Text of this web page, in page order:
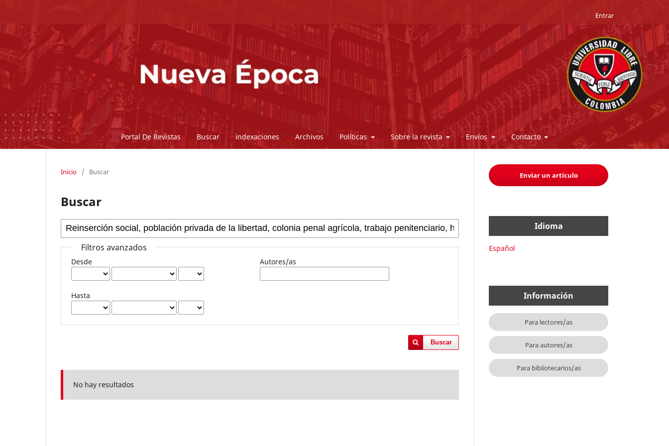
Portal De Revistas Buscar indexaciones Archivos Políticas Sobre la revista Envíos Contacto
Entrar
Inicio / Buscar
Buscar
Filtros avanzados
Desde
Hasta
Autores/as
Buscar
No hay resultados
Enviar un artículo
Idioma
Español
Información
Para lectores/as
Para autores/as
Para bibliotecarios/as